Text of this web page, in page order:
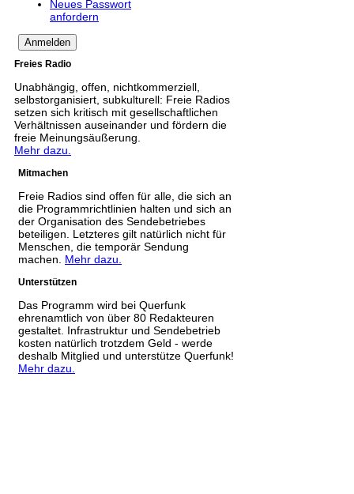
Neues Passwort
anfordern
Freies Radio
Unabhängig, offen, nichtkommerziell,
selbstorganisiert, subkulturell: Freie Radios
setzen sich kritisch mit gesellschaftlichen
Verhältnissen auseinander und fördern die
freie Meinungsäußerung.
Mehr dazu.
Mitmachen
Freie Radios sind offen für alle, die sich an
die Programmrichtlinien halten und sich an
der Organisation des Sendebetriebes
beteiligen. Letzteres gilt natürlich nicht für
Menschen, die temporär Sendung
machen. Mehr dazu.
Unterstützen
Das Programm wird bei Querfunk
ehrenamtlich von über 80 Redakteuren
gestaltet. Infrastruktur und Sendebetrieb
kosten natürlich trotzdem Geld - werde
deshalb Mitglied und unterstütze Querfunk!
Mehr dazu.